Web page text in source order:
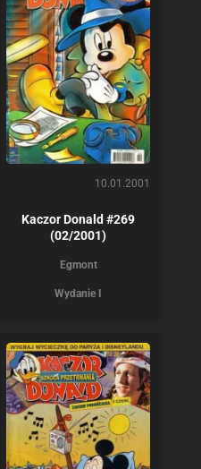
10.01.2001
Kaczor Donald #269
(02/2001)
Egmont
Wydanie I